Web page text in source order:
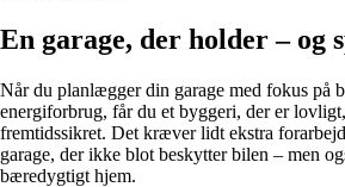
En garage, der holder – og
Når du planlægger din garage med fokus på
energiforbrug, får du et byggeri, der er
fremtidssikret. Det kræver lidt ekstra
garage, der ikke blot beskytter bilen – men
bæredygtigt hjem.